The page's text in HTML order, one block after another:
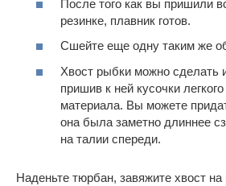
После того как вы пришили
резинке, плавник готов.
Сшейте еще одну таким же
Хвост рыбки можно сделать
пришив к ней кусочки
материала. Вы можете
она была заметно длиннее
на талии спереди.
Наденьте тюрбан, завяжите хвост